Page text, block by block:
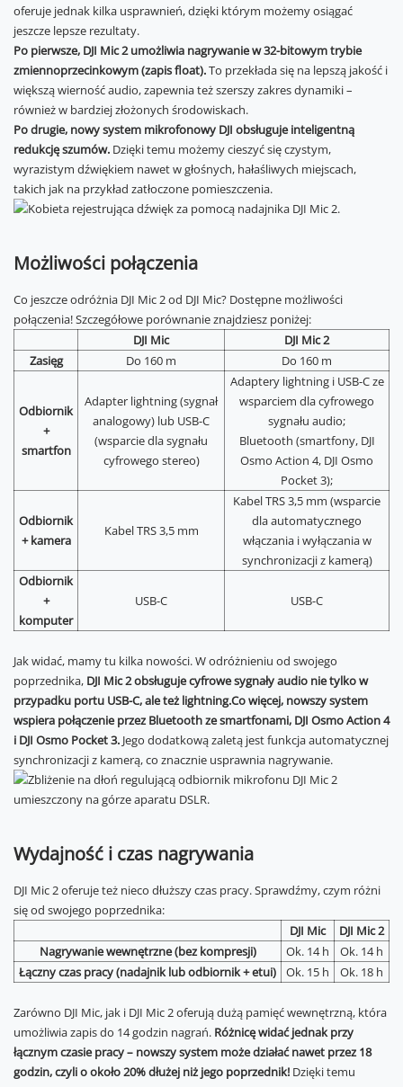
oferuje jednak kilka usprawnień, dzięki którym możemy osiągać
jeszcze lepsze rezultaty.
Po pierwsze, DJI Mic 2 umożliwia nagrywanie w 32-bitowym trybie
zmiennoprzecinkowym (zapis float).To przekłada się na lepszą jakość i
większą wierność audio, zapewnia też szerszy zakres dynamiki –
również w bardziej złożonych środowiskach.
Po drugie, nowy system mikrofonowy DJI obsługuje inteligentną
redukcję szumów. Dzięki temu możemy cieszyć się czystym,
wyrazistym dźwiękiem nawet w głośnych, hałaśliwych miejscach,
takich jak na przykład zatłoczone pomieszczenia.
Możliwości połączenia
Co jeszcze odróżnia DJI Mic 2 od DJI Mic? Dostępne możliwości
połączenia! Szczegółowe porównanie znajdziesz poniżej:
DJI Mic
DJI Mic 2
Zasięg
Do 160 m Do 160 m
Odbiornik
+
smartfon
Adapter lightning (sygnał
analogowy) lub USB-C
(wsparcie dla sygnału
cyfrowego stereo)
Adaptery lightning i USB-C ze
wsparciem dla cyfrowego
sygnału audio;
Bluetooth (smartfony, DJI
Osmo Action 4, DJI Osmo
Pocket 3);
Odbiornik
+ kamera
Kabel TRS 3,5 mm
Kabel TRS 3,5 mm (wsparcie
dla automatycznego
włączania i wyłączania w
synchronizacji z kamerą)
Odbiornik
+
komputer
USB-C USB-C
Jak widać, mamy tu kilka nowości. W odróżnieniu od swojego
poprzednika, DJI Mic 2 obsługuje cyfrowe sygnały audio nie tylko w
przypadku portu USB-C, ale też lightning.Co więcej, nowszy system
wspiera połączenie przez Bluetooth ze smartfonami, DJI Osmo Action 4
i DJI Osmo Pocket 3. Jego dodatkową zaletą jest funkcja automatycznej
synchronizacji z kamerą, co znacznie usprawnia nagrywanie.
Wydajność i czas nagrywania
DJI Mic 2 oferuje też nieco dłuższy czas pracy. Sprawdźmy, czym różni
się od swojego poprzednika:
DJI Mic
DJI Mic 2
Nagrywanie wewnętrzne (bez kompresji)
Ok. 14 h
Ok. 14 h
Łączny czas pracy (nadajnik lub odbiornik + etui)
Ok. 15 h Ok. 18 h
Zarówno DJI Mic, jak i DJI Mic 2 oferują dużą pamięć wewnętrzną, która
umożliwia zapis do 14 godzin nagrań. Różnicę widać jednak przy
łącznym czasie pracy – nowszy system może działać nawet przez 18
godzin, czyli o około 20% dłużej niż jego poprzednik! Dzięki temu